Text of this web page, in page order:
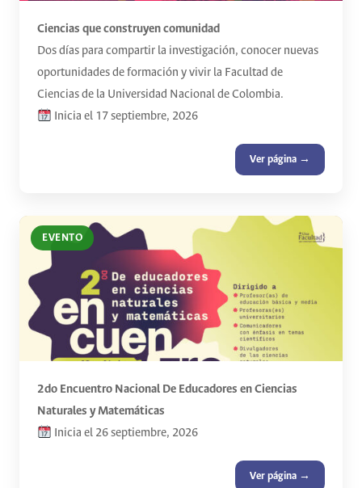
Ciencias que construyen comunidad
Dos días para compartir la investigación, conocer nuevas
oportunidades de formación y vivir la Facultad de
Ciencias de la Universidad Nacional de Colombia.
Inicia el 17 septiembre, 2026
Ver página →
EVENTO
2do Encuentro Nacional De Educadores en Ciencias
Naturales y Matemáticas
Inicia el 26 septiembre, 2026
Ver página →